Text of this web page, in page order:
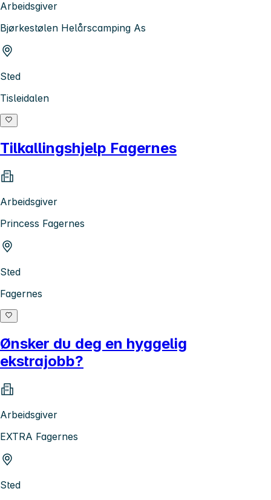
Arbeidsgiver
Bjørkestølen Helårscamping As
Sted
Tisleidalen
Tilkallingshjelp Fagernes
Arbeidsgiver
Princess Fagernes
Sted
Fagernes
Ønsker du deg en hyggelig
ekstrajobb?
Arbeidsgiver
EXTRA Fagernes
Sted